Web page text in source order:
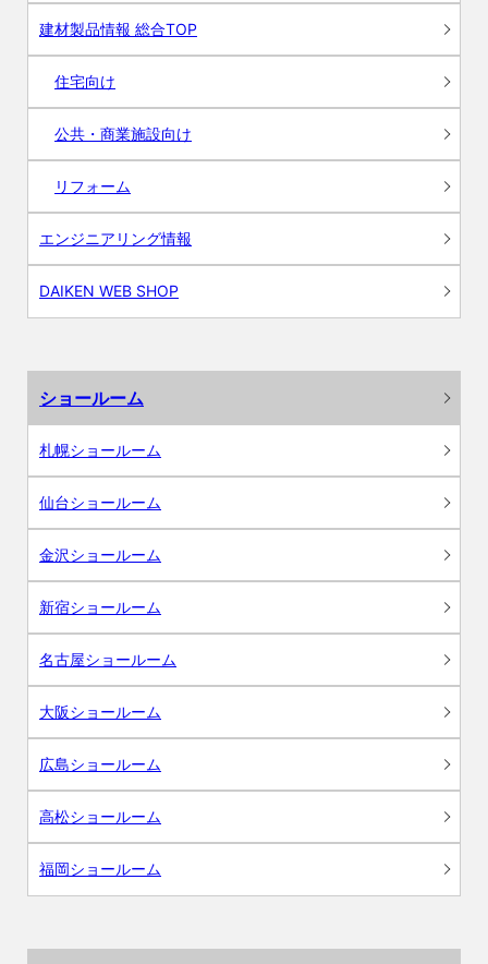
建材製品情報 総合TOP
住宅向け
公共・商業施設向け
リフォーム
エンジニアリング情報
DAIKEN WEB SHOP
ショールーム
札幌ショールーム
仙台ショールーム
金沢ショールーム
新宿ショールーム
名古屋ショールーム
大阪ショールーム
広島ショールーム
高松ショールーム
福岡ショールーム